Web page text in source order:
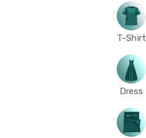
T-Shirt
Dress